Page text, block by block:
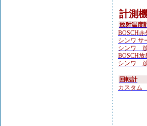
計測
放射温度
BOSCH赤
シンワ サ
シンワ
BOSCH放
シンワ
回転計
カスタム